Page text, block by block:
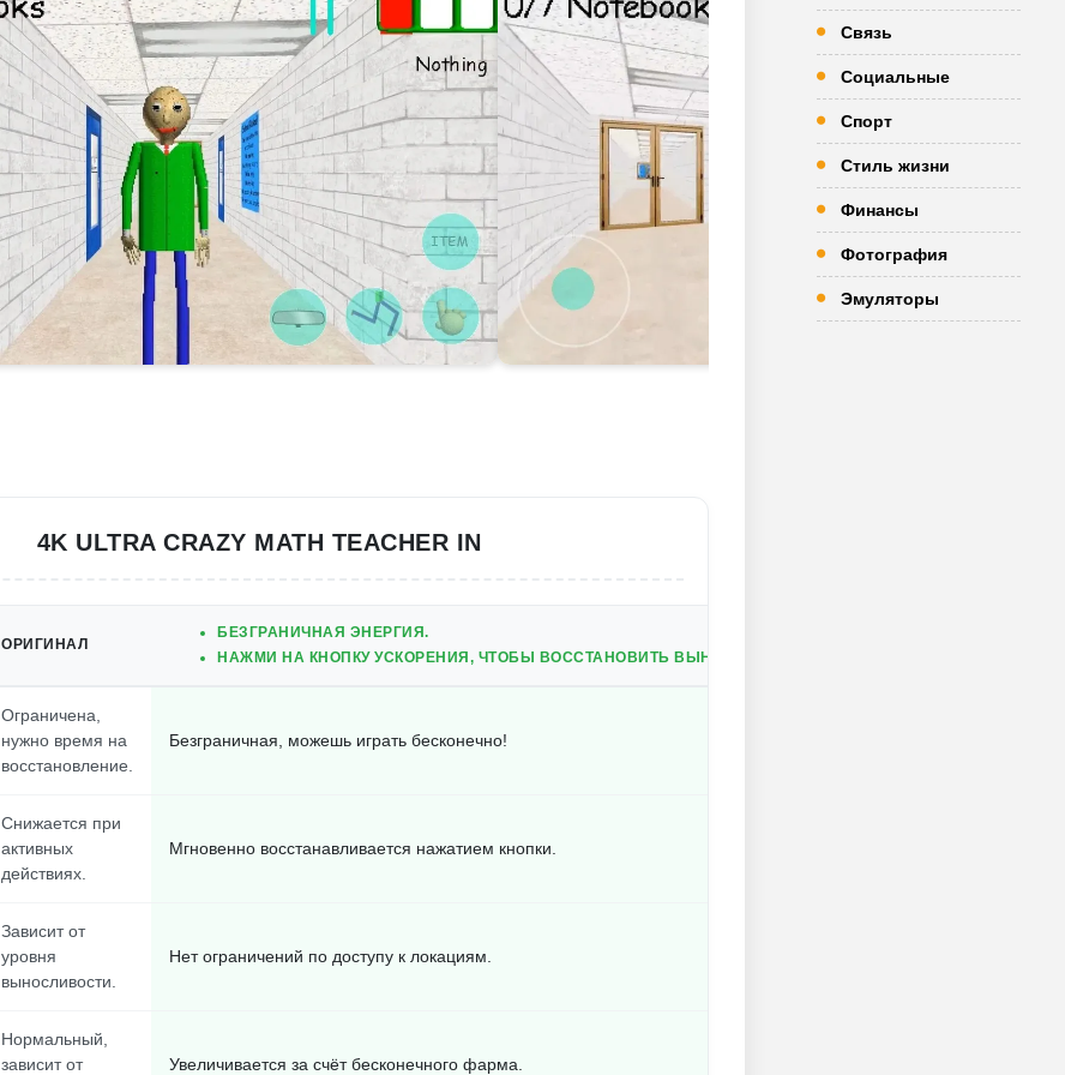
4K ULTRA CRAZY MATH TEACHER IN
ОРИГИНАЛ
БЕЗГРАНИЧНАЯ ЭНЕРГИЯ.
НАЖМИ НА КНОПКУ УСКОРЕНИЯ, ЧТОБЫ ВОССТАНОВИТЬ ВЫНОСЛИВОСТЬ.
Ограничена,
нужно время на
восстановление.
Безграничная, можешь играть бесконечно!
Снижается при
активных
действиях.
Мгновенно восстанавливается нажатием кнопки.
Зависит от
уровня
выносливости.
Нет ограничений по доступу к локациям.
Нормальный,
зависит от
Увеличивается за счёт бесконечного фарма.
Связь
Социальные
Спорт
Стиль жизни
Финансы
Фотография
Эмуляторы